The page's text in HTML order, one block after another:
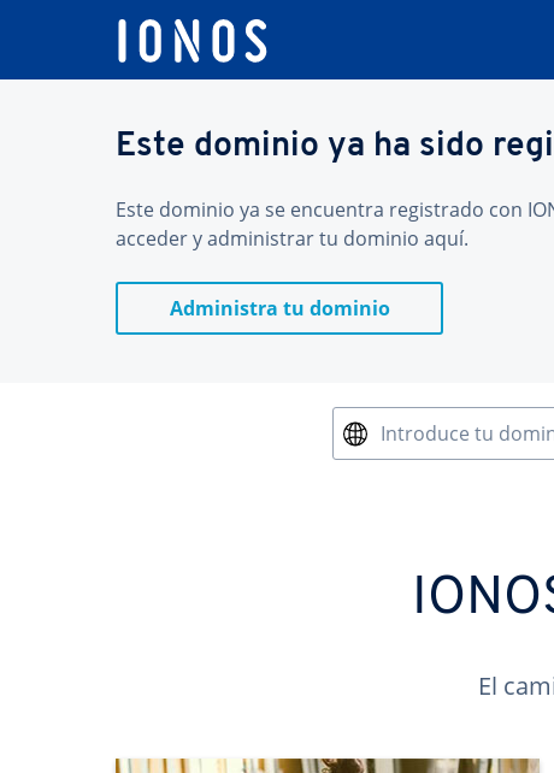
Este dominio ya ha sido
Este dominio ya se encuentra registrado con
acceder y administrar tu dominio aquí.
Administra tu dominio
Introduce tu
El